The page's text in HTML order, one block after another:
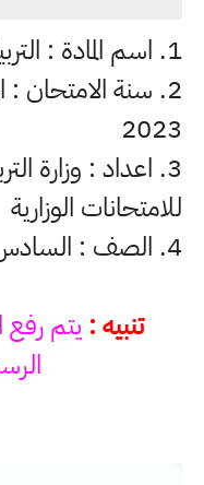
1. اسم المادة : التربية الإسلامية
2. سنة الامتحان :
2023
3. اعداد : وزارة
للامتحانات الوزارية
4. الصف : السادس الاحيائي
تنبيه : يتم رفع